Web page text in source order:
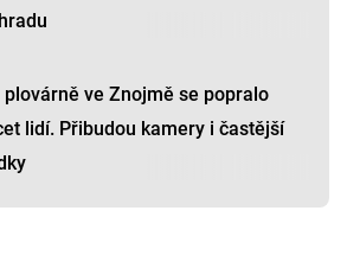
plovárně ve Znojmě se popralo
lidí. Přibudou kamery i častější